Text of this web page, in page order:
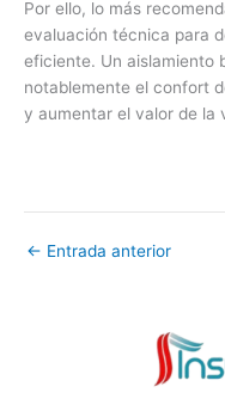
Por ello, lo más
evaluación técnica para
eficiente. Un aislamiento
notablemente el confort
y aumentar el valor de la
← Entrada anterior